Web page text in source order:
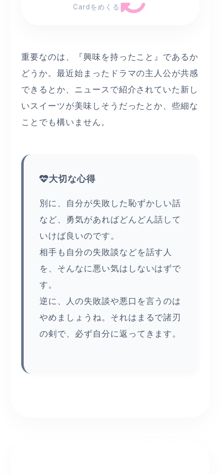
Cardをめくる
重要なのは、『興味を持ったこと』であるか
どうか。最近始まったドラマの主人公が共感
できるとか、ニュースで紹介されていた新し
いスイーツが美味しそうだったとか、些細な
ことでも構いません。
大切な心得
別に、自分が失敗した恥ずかしい話
など、勇気があればどんどん話して
いけば良いのです。
相手も自分の失敗談などを話す人
を、そんなに悪い気はしないはずで
す。
逆に、人の失敗談や悪口を言うのは
やめましょうね。それはまるで諸刃
の剣で、必ず自分に返ってきます。